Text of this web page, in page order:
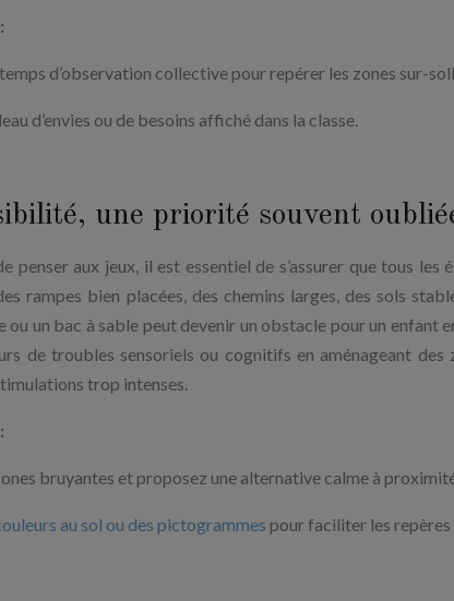
temps d’observation collective pour repérer les zones sur-
d’envies ou de besoins affiché dans la classe.
une priorité souvent
penser aux jeux, il est essentiel de s’assurer que tous
rampes bien placées, des chemins larges, des sols
ou un bac à sable peut devenir un obstacle pour un enfant
de troubles sensoriels ou cognitifs en aménageant des
trop intenses.
bruyantes et proposez une alternative calme à
au sol ou des pictogrammes pour faciliter les repères